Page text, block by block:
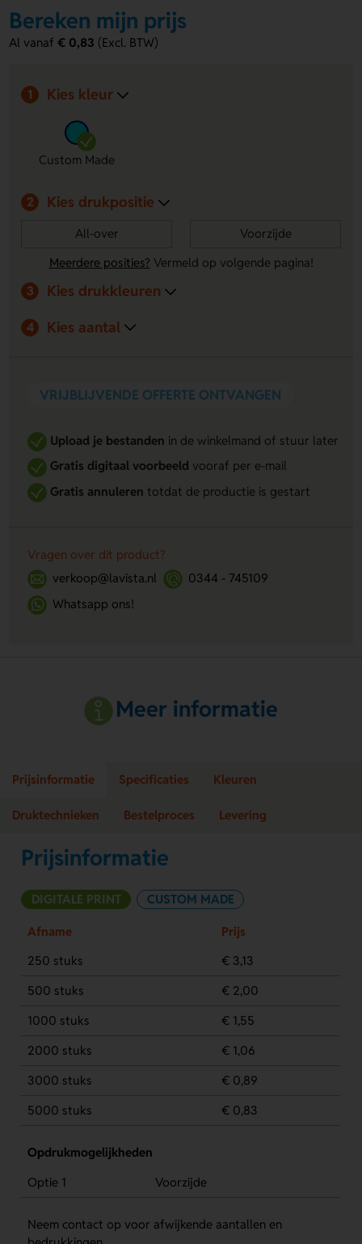
Bereken mijn prijs
Al vanaf€ 0,83 (Excl. BTW)
1 Kies kleur
Custom Made
2 Kies drukpositie
All-over
Voorzijde
Meerdere posities? Vermeld op volgende pagina!
3
Kies drukkleuren
4 Kies aantal
VRIJBLIJVENDE OFFERTE ONTVANGEN
Upload je bestanden in de winkelmand of stuur later
Gratis digitaal voorbeeld vooraf per e-mail
Gratis annuleren totdat de productie is gestart
Vragen over dit product?
verkoop@lavista.nl
0344 - 745109
Whatsapp ons!
Meer informatie
Prijsinformatie Specificaties Kleuren
Druktechnieken Bestelproces Levering
Prijsinformatie
DIGITALE PRINT CUSTOM MADE
Afname
Prijs
250 stuks
€ 3,13
500 stuks
€ 2,00
1000 stuks
€ 1,55
2000 stuks
€ 1,06
3000 stuks
€ 0,89
5000 stuks
€ 0,83
Opdrukmogelijkheden
Optie 1
Voorzijde
Neem contact op voor afwijkende aantallen en